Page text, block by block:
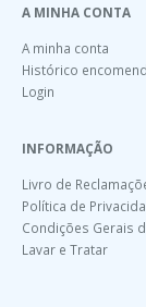
A MINHA CONTA
A minha conta
Histórico
Login
INFORMAÇÃO
Livro de
Política de
Condições Gerais
Lavar e Tratar